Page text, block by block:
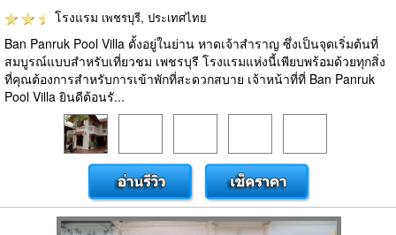
โรงแรม เพชรบุรี, ประเทศไทย
Ban Panruk Pool Villa ตั้งอยู่ในย่าน หาดเจ้าสำราญ ซึ่งเป็นจุดเริ่มต้นที่
สมบูรณ์แบบสำหรับเที่ยวชม เพชรบุรี โรงแรมแห่งนี้เพียบพร้อมด้วยทุกสิ่ง
ที่คุณต้องการสำหรับการเข้าพักที่สะดวกสบาย เจ้าหน้าที่ที่ Ban Panruk
Pool Villa ยินดีต้อนรั...